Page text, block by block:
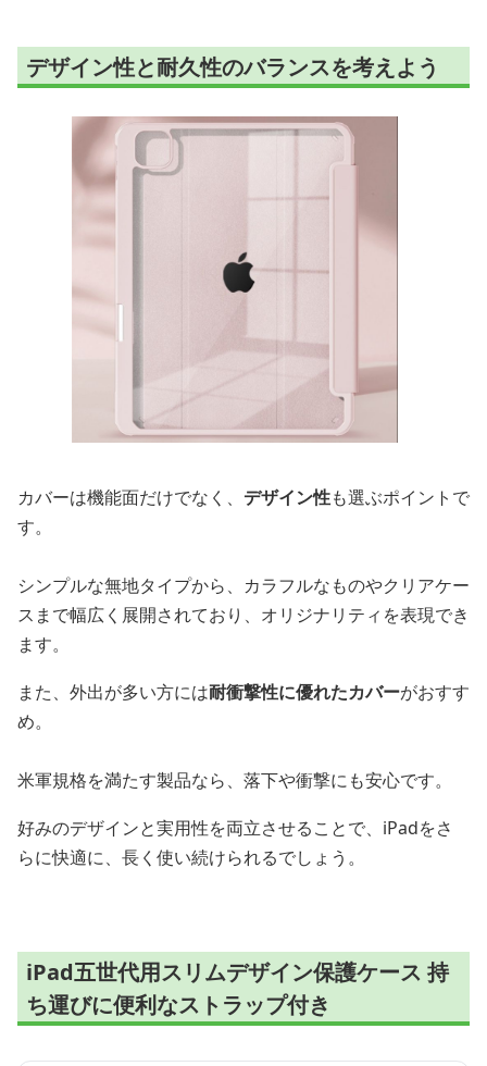
デザイン性と耐久性のバランスを考えよう
カバーは機能面だけでなく、 デザイン性も選ぶポイントで
す。
シンプルな無地タイプから、カラフルなものやクリアケー
スまで幅広く展開されており、オリジナリティを表現でき
ます。
また、外出が多い方には耐衝撃性に優れたカバーがおすす
め。
米軍規格を満たす製品なら、落下や衝撃にも安心です。
好みのデザインと実用性を両立させることで、iPadをさ
らに快適に、長く使い続けられるでしょう。
iPad五世代用スリムデザイン保護ケース 持
ち運びに便利なストラップ付き